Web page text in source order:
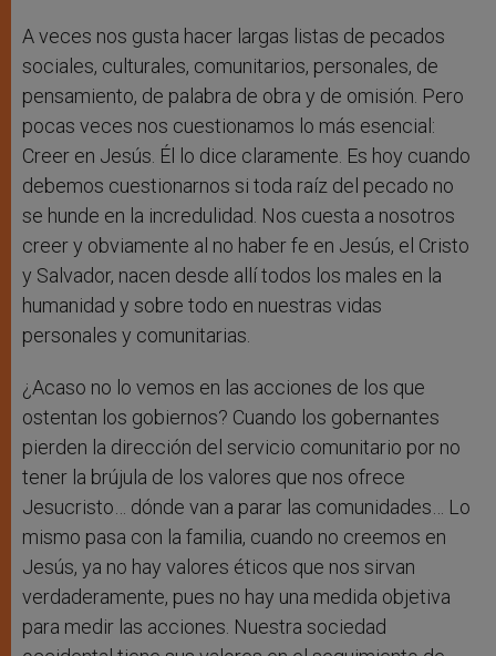
A veces nos gusta hacer largas listas de pecados
sociales, culturales, comunitarios, personales, de
pensamiento, de palabra de obra y de omisión. Pero
pocas veces nos cuestionamos lo más esencial:
Creer en Jesús. Él lo dice claramente. Es hoy cuando
debemos cuestionarnos si toda raíz del pecado no
se hunde en la incredulidad. Nos cuesta a nosotros
creer y obviamente al no haber fe en Jesús, el Cristo
y Salvador, nacen desde allí todos los males en la
humanidad y sobre todo en nuestras vidas
personales y comunitarias.
¿Acaso no lo vemos en las acciones de los que
ostentan los gobiernos? Cuando los gobernantes
pierden la dirección del servicio comunitario por no
tener la brújula de los valores que nos ofrece
Jesucristo… dónde van a parar las comunidades… Lo
mismo pasa con la familia, cuando no creemos en
Jesús, ya no hay valores éticos que nos sirvan
verdaderamente, pues no hay una medida objetiva
para medir las acciones. Nuestra sociedad